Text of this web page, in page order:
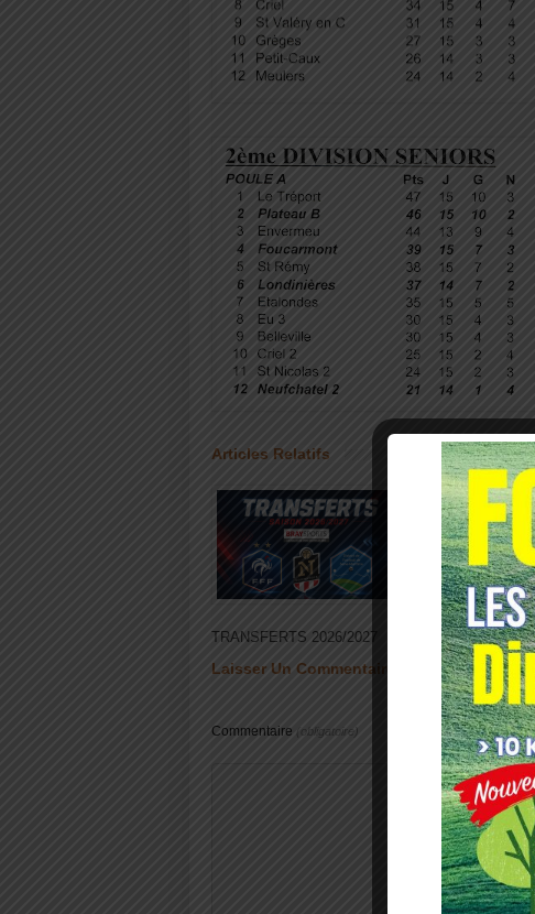
Articles Relatifs
TRANSFERTS 2026/2027 TIRAGE
Laisser Un Commentaire
Commentaire (obligatoire)